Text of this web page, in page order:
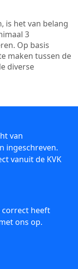
is het van belang
3
Op basis
maken tussen de
diverse
van
ingeschreven.
vanuit de KVK
correct heeft
ons op.